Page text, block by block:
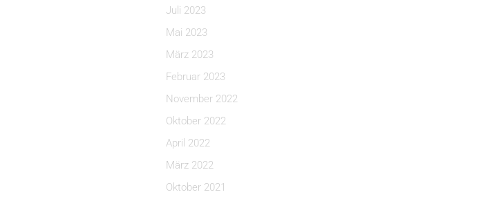
Juli 2023
Mai 2023
März 2023
Februar 2023
November 2022
Oktober 2022
April 2022
März 2022
Oktober 2021